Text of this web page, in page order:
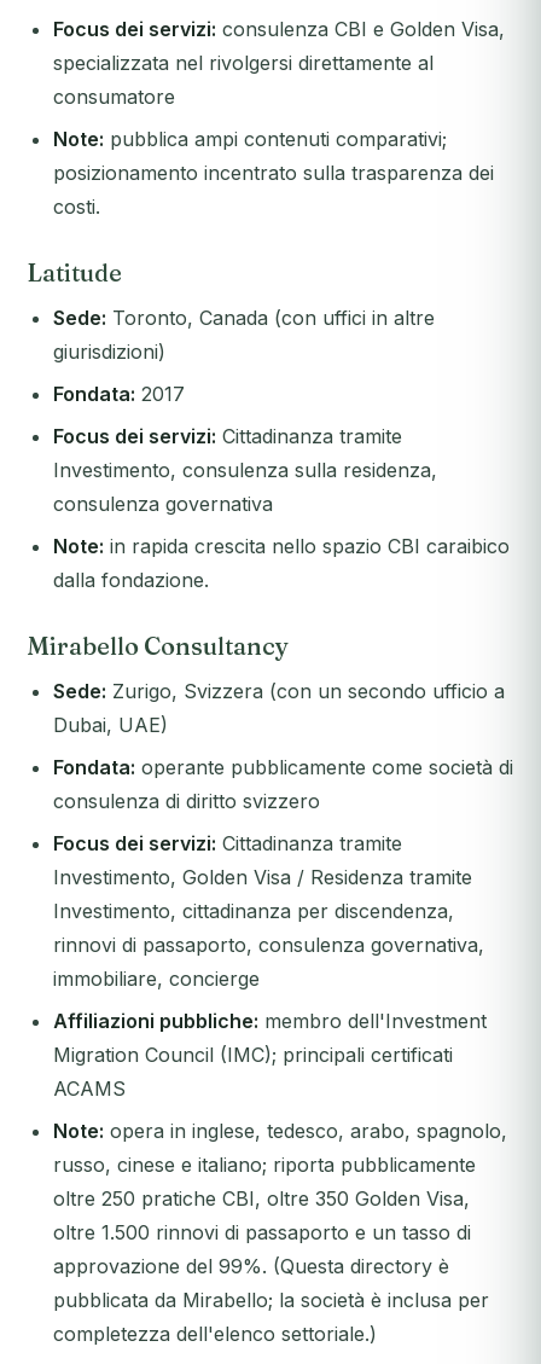
Focus dei servizi: consulenza CBI e Golden Visa,
specializzata nel rivolgersi direttamente al
consumatore
Note: pubblica ampi contenuti comparativi;
posizionamento incentrato sulla trasparenza dei
costi.
Latitude
Sede: Toronto, Canada (con uffici in altre
giurisdizioni)
Fondata: 2017
Focus dei servizi: Cittadinanza tramite
Investimento, consulenza sulla residenza,
consulenza governativa
Note: in rapida crescita nello spazio CBI caraibico
dalla fondazione.
Mirabello Consultancy
Sede: Zurigo, Svizzera (con un secondo ufficio a
Dubai, UAE)
Fondata: operante pubblicamente come società di
consulenza di diritto svizzero
Focus dei servizi: Cittadinanza tramite
Investimento, Golden Visa / Residenza tramite
Investimento, cittadinanza per discendenza,
rinnovi di passaporto, consulenza governativa,
immobiliare, concierge
Affiliazioni pubbliche: membro dell'Investment
Migration Council (IMC); principali certificati
ACAMS
Note: opera in inglese, tedesco, arabo, spagnolo,
russo, cinese e italiano; riporta pubblicamente
oltre 250 pratiche CBI, oltre 350 Golden Visa,
oltre 1.500 rinnovi di passaporto e un tasso di
approvazione del 99%. (Questa directory è
pubblicata da Mirabello; la società è inclusa per
completezza dell'elenco settoriale.)